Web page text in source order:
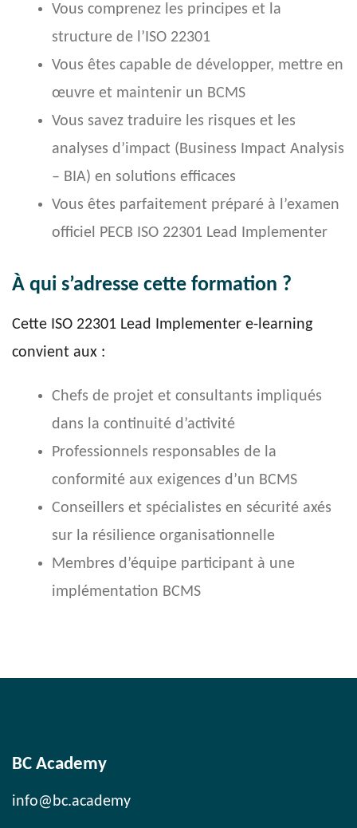
Vous comprenez les principes et la
structure de l’ISO 22301
Vous êtes capable de développer, mettre en
œuvre et maintenir un BCMS
Vous savez traduire les risques et les
analyses d’impact (Business Impact Analysis
– BIA) en solutions efficaces
Vous êtes parfaitement préparé à l’examen
officiel PECB ISO 22301 Lead Implementer
À qui s’adresse cette formation ?
Cette ISO 22301 Lead Implementer e-learning
convient aux :
Chefs de projet et consultants impliqués
dans la continuité d’activité
Professionnels responsables de la
conformité aux exigences d’un BCMS
Conseillers et spécialistes en sécurité axés
sur la résilience organisationnelle
Membres d’équipe participant à une
implémentation BCMS
BC Academy
info@bc.academy